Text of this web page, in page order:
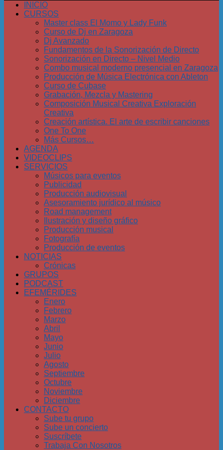
INICIO
CURSOS
Master class El Momo y Lady Funk
Curso de Dj en Zaragoza
Dj Avanzado
Fundamentos de la Sonorización de Directo
Sonorización en Directo – Nivel Medio
Combo musical moderno presencial en Zaragoza
Producción de Música Electrónica con Ableton
Curso de Cubase
Grabación, Mezcla y Mastering
Composición Musical Creativa Exploración
Creativa
Creación artística. El arte de escribir canciones
One To One
Más Cursos…
AGENDA
VIDEOCLIPS
SERVICIOS
Músicos para eventos
Publicidad
Producción audiovisual
Asesoramiento jurídico al músico
Road management
Ilustración y diseño gráfico
Producción musical
Fotografía
Producción de eventos
NOTICIAS
Crónicas
GRUPOS
PODCAST
EFEMÉRIDES
Enero
Febrero
Marzo
Abril
Mayo
Junio
Julio
Agosto
Septiembre
Octubre
Noviembre
Diciembre
CONTACTO
Sube tu grupo
Sube un concierto
Suscríbete
Trabaja Con Nosotros